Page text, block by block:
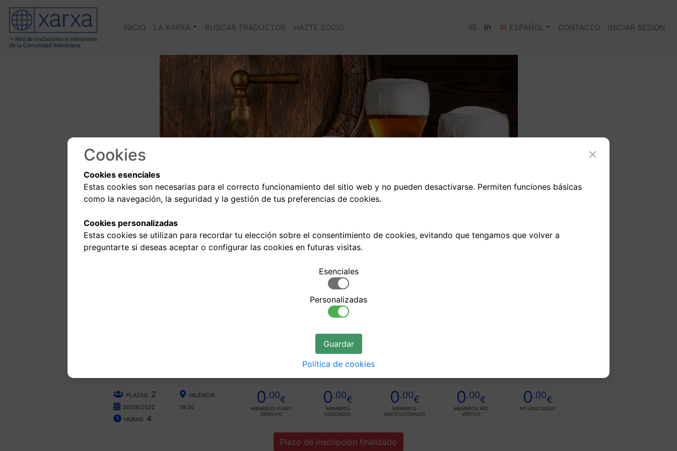
INICIO LA XARXA BUSCAR TRADUCTOR HAZTE SOCIO ESPAÑOL CONTACTO INICIAR SESIÓN
Día Internacional de la
Traducción (Valencia)
PLAZAS: 2
30/09/2022
HORAS: 4
VALÈNCIA
19:30
0.00€
MIEMBROS PLENO
DERECHO
0.00€
MIEMBROS
ASOCIADOS
0.00€
MIEMBROS
INSTITUCIONALES
0.00€
MIEMBROS RED
VÉRTICE
0.00€
NO ASOCIADOS
Plazo de inscripción finalizado
Cookies
Cookies esenciales
Estas cookies son necesarias para el correcto funcionamiento del sitio web y no pueden desactivarse. Permiten funciones básicas
como la navegación, la seguridad y la gestión de tus preferencias de cookies.
Cookies personalizadas
Estas cookies se utilizan para recordar tu elección sobre el consentimiento de cookies, evitando que tengamos que volver a
preguntarte si deseas aceptar o configurar las cookies en futuras visitas.
Esenciales
Personalizadas
Guardar
Política de cookies